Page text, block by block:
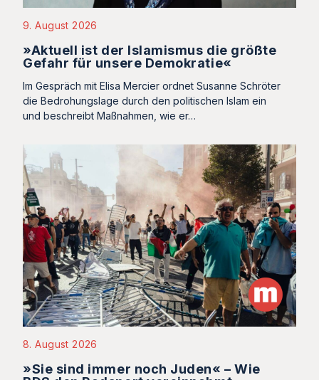
9. August 2026
»Aktuell ist der Islamismus die größte
Gefahr für unsere Demokratie«
Im Gespräch mit Elisa Mercier ordnet Susanne Schröter
die Bedrohungslage durch den politischen Islam ein
und beschreibt Maßnahmen, wie er…
8. August 2026
»Sie sind immer noch Juden« – Wie